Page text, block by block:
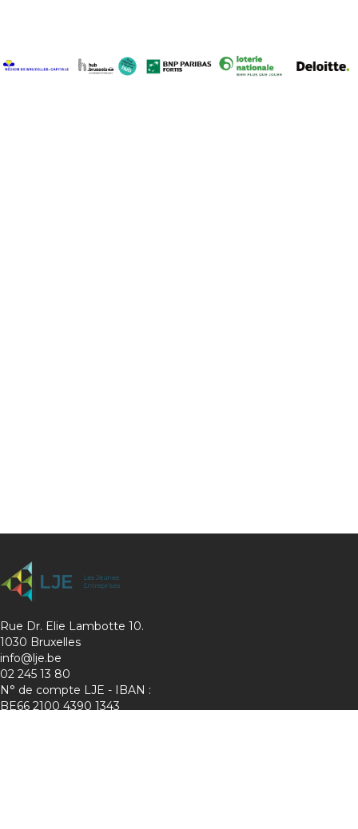
Rue Dr. Elie Lambotte 10.
1030 Bruxelles
info@lje.be
02 245 13 80
N° de compte LJE - IBAN :
BE66 2100 4390 1343